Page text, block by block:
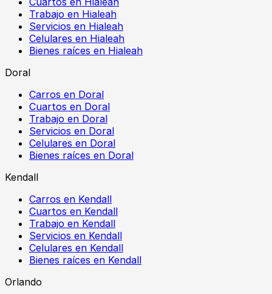
Trabajo en Hialeah
Servicios en Hialeah
Celulares en Hialeah
Bienes raíces en Hialeah
Doral
Carros en Doral
Cuartos en Doral
Trabajo en Doral
Servicios en Doral
Celulares en Doral
Bienes raíces en Doral
Kendall
Carros en Kendall
Cuartos en Kendall
Trabajo en Kendall
Servicios en Kendall
Celulares en Kendall
Bienes raíces en Kendall
Orlando